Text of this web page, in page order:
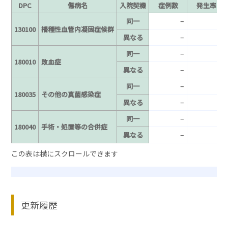
DPC 傷病名 入院契機 症例数 発生率
130100 播種性血管内凝固症候群
同一 –
異なる –
180010 敗血症
同一 –
異なる –
180035 その他の真菌感染症
同一 –
異なる –
180040 手術・処置等の合併症
同一 –
異なる –
更新履歴